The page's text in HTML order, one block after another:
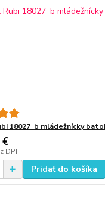
18027_b mládežnícky
€
DPH
Pridať do košíka